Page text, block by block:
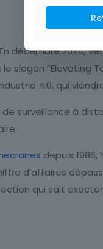
En décembre 2024,
slogan “Elevating
4.0, qui
surveillance à
depuis
d’affaires
qui sait